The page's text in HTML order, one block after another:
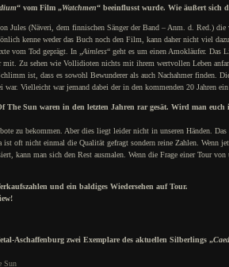
“ vom Film „Watchmen“ beeinflusst wurde. Wie äußert sich
Jules (Näveri, dem finnischen Sänger der Band – Anm. d. Red.)
kenne weder das Buch noch den Film, kann daher nicht viel
vom Tod geprägt. In „ Aimless“ geht es um einen Amokläufer. Das
mit. Zu sehen wie Vollidioten nichts mit ihrem wertvollen Leben
ist, dass es sowohl Bewunderer als auch Nachahmer finden.
war. Vielleicht war jemand dabei der in den kommenden 20 Jahren
The Sun waren in den letzten Jahren rar gesät. Wird man
zu bekommen. Aber dies liegt leider nicht in unseren Händen.
ist oft nicht einmal die Qualität gefragt sondern reine Zahlen. Wenn
kann man sich den Rest ausmalen. Wenn die Frage einer Tour
und ein baldiges Wiedersehen auf Tour.
Aschaffenburg zwei Exemplare des aktuellen Silberlings „
Sun